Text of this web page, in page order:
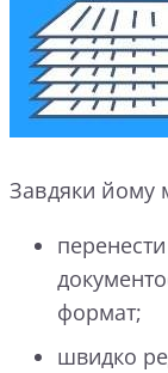
Завдяки йому
формат;
швидко